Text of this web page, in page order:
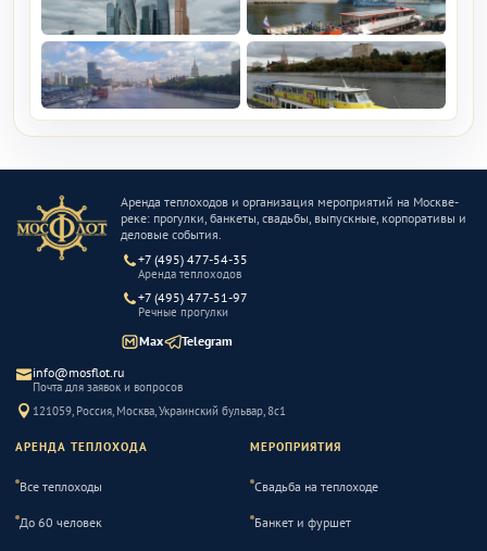
Аренда теплоходов и организация мероприятий на Москве-
реке: прогулки, банкеты, свадьбы, выпускные, корпоративы и
деловые события.
+7 (495) 477-54-35
Аренда теплоходов
+7 (495) 477-51-97
Речные прогулки
info@mosflot.ru
Почта для заявок и вопросов
121059, Россия, Москва, Украинский бульвар, 8с1
Max Telegram
АРЕНДА ТЕПЛОХОДА
Все теплоходы
До 60 человек
МЕРОПРИЯТИЯ
Свадьба на теплоходе
Банкет и фуршет